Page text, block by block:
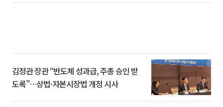
김정관 장관 “반도체 성과급, 주총 승인 받
도록”…상법·자본시장법 개정 시사